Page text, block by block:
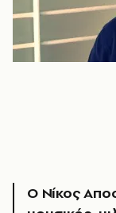
Ο Νίκος